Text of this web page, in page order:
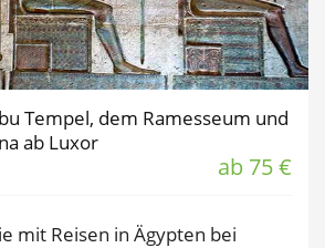
Tempel, dem Ramesseum und
ab Luxor
ab 75 €
mit Reisen in Ägypten bei